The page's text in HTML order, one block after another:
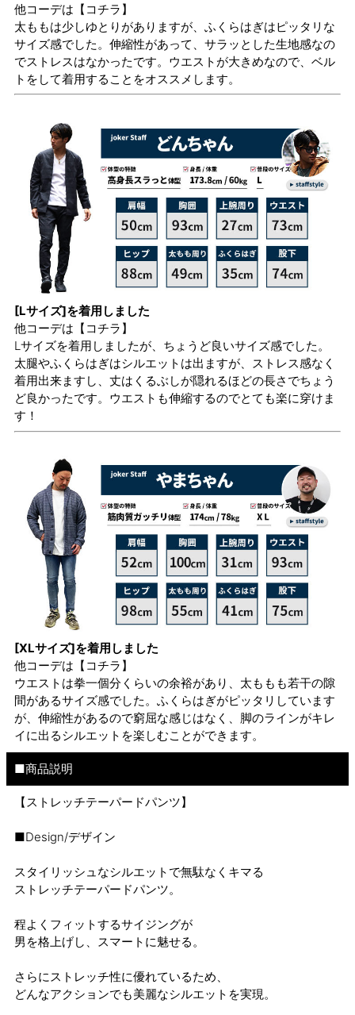
他コーデは 【コチラ】
太ももは少しゆとりがありますが、ふくらはぎはピッタリな
サイズ感でした。伸縮性があって、サラッとした生地感なの
でストレスはなかったです。ウエストが大きめなので、ベル
トをして着用することをオススメします。
[Lサイズ]を着用しました
他コーデは 【コチラ】
Lサイズを着用しましたが、ちょうど良いサイズ感でした。
太腿やふくらはぎはシルエットは出ますが、ストレス感なく
着用出来ますし、丈はくるぶしが隠れるほどの長さでちょう
ど良かったです。ウエストも伸縮するのでとても楽に穿けま
す！
[XLサイズ]を着用しました
他コーデは 【コチラ】
ウエストは拳一個分くらいの余裕があり、太ももも若干の隙
間があるサイズ感でした。ふくらはぎがピッタリしています
が、伸縮性があるので窮屈な感じはなく、脚のラインがキレ
イに出るシルエットを楽しむことができます。
■商品説明
【ストレッチテーパードパンツ】
■Design/デザイン
スタイリッシュなシルエットで無駄なくキマる
ストレッチテーパードパンツ。
程よくフィットするサイジングが
男を格上げし、スマートに魅せる。
さらにストレッチ性に優れているため、
どんなアクションでも美麗なシルエットを実現。